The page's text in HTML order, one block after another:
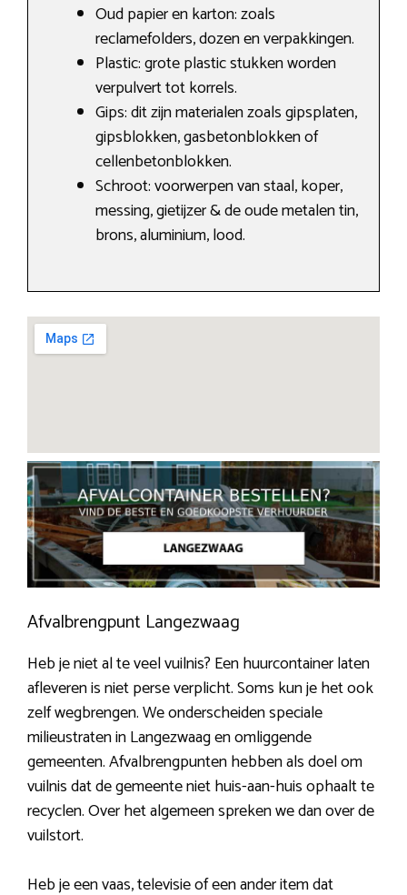
Oud papier en karton: zoals
reclamefolders, dozen en verpakkingen.
Plastic: grote plastic stukken worden
verpulvert tot korrels.
Gips: dit zijn materialen zoals gipsplaten,
gipsblokken, gasbetonblokken of
cellenbetonblokken.
Schroot: voorwerpen van staal, koper,
messing, gietijzer & de oude metalen tin,
brons, aluminium, lood.
Afvalbrengpunt Langezwaag
Heb je niet al te veel vuilnis? Een huurcontainer laten
afleveren is niet perse verplicht. Soms kun je het ook
zelf wegbrengen. We onderscheiden speciale
milieustraten in Langezwaag en omliggende
gemeenten. Afvalbrengpunten hebben als doel om
vuilnis dat de gemeente niet huis-aan-huis ophaalt te
recyclen. Over het algemeen spreken we dan over de
vuilstort.
Heb je een vaas, televisie of een ander item dat